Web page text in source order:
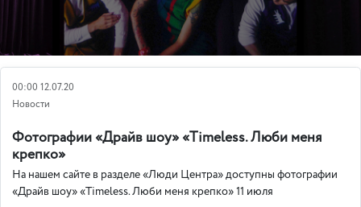
00:00 12.07.20
Новости
Фотографии «Драйв шоу» «Timeless. Люби меня
крепко»
На нашем сайте в разделе «Люди Центра» доступны фотографии
«Драйв шоу» «Timeless. Люби меня крепко» 11 июля